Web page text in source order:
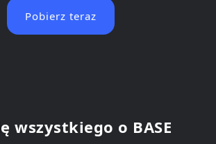
Pobierz teraz
wszystkiego o BASE